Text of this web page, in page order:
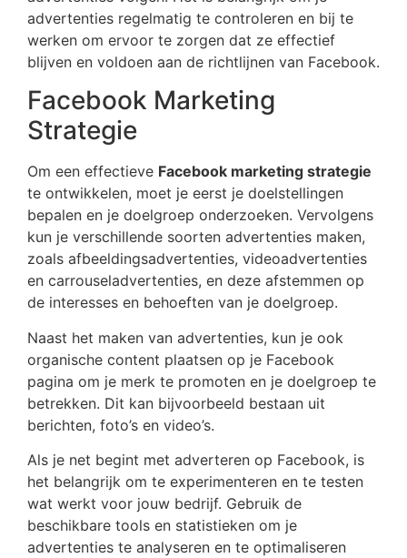
advertenties regelmatig te controleren en bij te
werken om ervoor te zorgen dat ze effectief
blijven en voldoen aan de richtlijnen van Facebook.
Facebook Marketing
Strategie
Om een effectieve Facebook marketing strategie
te ontwikkelen, moet je eerst je doelstellingen
bepalen en je doelgroep onderzoeken. Vervolgens
kun je verschillende soorten advertenties maken,
zoals afbeeldingsadvertenties, videoadvertenties
en carrouseladvertenties, en deze afstemmen op
de interesses en behoeften van je doelgroep.
Naast het maken van advertenties, kun je ook
organische content plaatsen op je Facebook
pagina om je merk te promoten en je doelgroep te
betrekken. Dit kan bijvoorbeeld bestaan uit
berichten, foto’s en video’s.
Als je net begint met adverteren op Facebook, is
het belangrijk om te experimenteren en te testen
wat werkt voor jouw bedrijf. Gebruik de
beschikbare tools en statistieken om je
advertenties te analyseren en te optimaliseren